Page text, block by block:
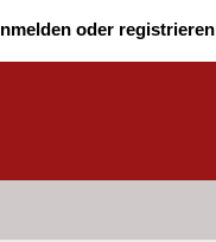
oder registrieren